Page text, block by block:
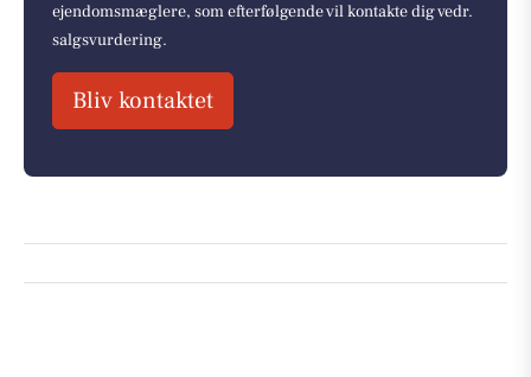
ejendomsmæglere, som efterfølgende vil kontakte dig vedr.
salgsvurdering.
Bliv kontaktet